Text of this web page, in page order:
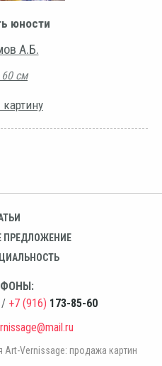
юности
А.Б.
60 см
ПРЕДЛОЖЕНИЕ
/ +7 (916) 173-85-60
Art-Vernissage: продажа картин